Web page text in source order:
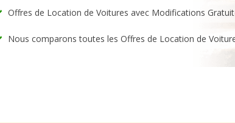
Offres de Location de Voitures avec Modifications
Nous comparons toutes les Offres de Location de